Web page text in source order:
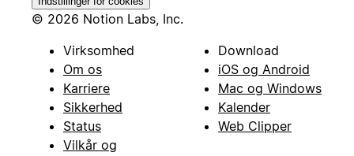
© 2026 Notion Labs, Inc.
Virksomhed
Om os
Karriere
Sikkerhed
Status
Vilkår og
Download
iOS og Android
Mac og Windows
Kalender
Web Clipper